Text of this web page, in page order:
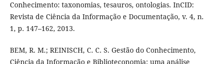
Conhecimento: taxonomias, tesauros, ontologias. InCID:
Revista de Ciência da Informação e Documentação, v. 4, n.
1, p. 147–162, 2013.
BEM, R. M.; REINISCH, C. C. S. Gestão do Conhecimento,
Ciência da Informação e Biblioteconomia: uma análise